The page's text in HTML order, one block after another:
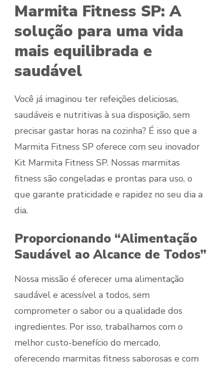
Marmita Fitness SP: A
solução para uma vida
mais equilibrada e
saudável
Você já imaginou ter refeições deliciosas,
saudáveis e nutritivas à sua disposição, sem
precisar gastar horas na cozinha? É isso que a
Marmita Fitness SP oferece com seu inovador
Kit Marmita Fitness SP. Nossas marmitas
fitness são congeladas e prontas para uso, o
que garante praticidade e rapidez no seu dia a
dia.
Proporcionando “Alimentação
Saudável ao Alcance de Todos”
Nossa missão é oferecer uma alimentação
saudável e acessível a todos, sem
comprometer o sabor ou a qualidade dos
ingredientes. Por isso, trabalhamos com o
melhor custo-benefício do mercado,
oferecendo marmitas fitness saborosas e com